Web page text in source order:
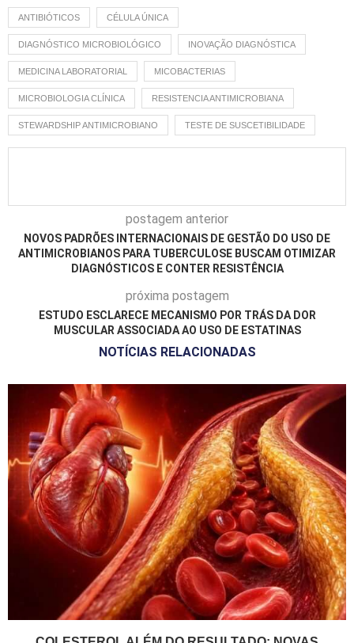
ANTIBIÓTICOS CÉLULA ÚNICA
DIAGNÓSTICO MICROBIOLÓGICO INOVAÇÃO DIAGNÓSTICA
MEDICINA LABORATORIAL MICOBACTERIAS
MICROBIOLOGIA CLÍNICA RESISTENCIA ANTIMICROBIANA
STEWARDSHIP ANTIMICROBIANO TESTE DE SUSCETIBILIDADE
postagem anterior
NOVOS PADRÕES INTERNACIONAIS DE GESTÃO DO USO DE
ANTIMICROBIANOS PARA TUBERCULOSE BUSCAM OTIMIZAR
DIAGNÓSTICOS E CONTER RESISTÊNCIA
próxima postagem
ESTUDO ESCLARECE MECANISMO POR TRÁS DA DOR
MUSCULAR ASSOCIADA AO USO DE ESTATINAS
NOTÍCIAS RELACIONADAS